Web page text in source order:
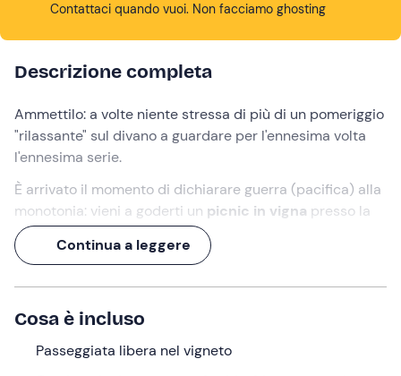
Contattaci quando vuoi. Non facciamo ghosting
Descrizione completa
Ammettilo: a volte niente stressa di più di un pomeriggio
"rilassante" sul divano a guardare per l'ennesima volta
l'ennesima serie.
È arrivato il momento di dichiarare guerra (pacifica) alla
monotonia: vieni a goderti un picnic in vigna presso la
Tenuta L'Impostino a Civitella Paganico
il tuo
cesto ricco di prelibatezze maremmane
Un'esperienza unica per assaporare ottimi cibi locali e
vini biologici nella natura più autentica!
Continua a leggere
Cosa è incluso
Passeggiata libera nel vigneto